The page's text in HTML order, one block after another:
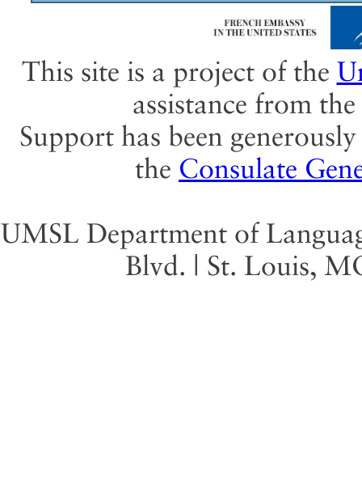
This site is a project of the
assistance from the
Support has been
the Consulate
UMSL Department of
Blvd. | St. Louis,